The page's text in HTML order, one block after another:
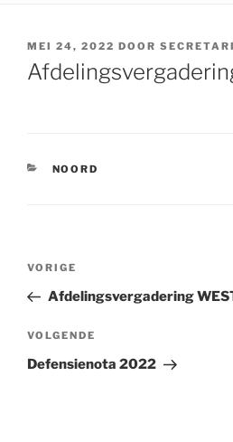
GEPLAATST
OP
MEI 24, 2022 DOOR
CATEGORIEËN
NOORD
Bericht
Vorig
bericht
VORIGE
Afdelingsvergadering
Volgend
bericht
VOLGENDE
Defensienota 2022